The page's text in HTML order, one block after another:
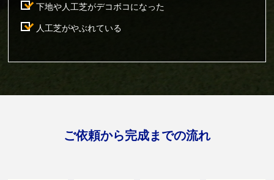
下地や人工芝がデコボコになった
人工芝がやぶれている
ご依頼から完成までの流れ